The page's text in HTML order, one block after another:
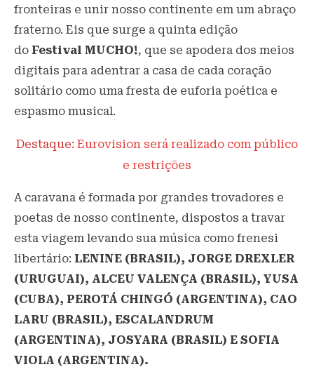
fronteiras e unir nosso continente em um abraço
fraterno. Eis que surge a quinta edição
do Festival MUCHO!, que se apodera dos meios
digitais para adentrar a casa de cada coração
solitário como uma fresta de euforia poética e
espasmo musical.
Destaque: Eurovision será realizado com público
e restrições
A caravana é formada por grandes trovadores e
poetas de nosso continente, dispostos a travar
esta viagem levando sua música como frenesi
libertário: LENINE (BRASIL), JORGE DREXLER
(URUGUAI), ALCEU VALENÇA (BRASIL), YUSA
(CUBA), PEROTÁ CHINGÓ (ARGENTINA), CAO
LARU (BRASIL), ESCALANDRUM
(ARGENTINA), JOSYARA (BRASIL) E SOFIA
VIOLA (ARGENTINA).